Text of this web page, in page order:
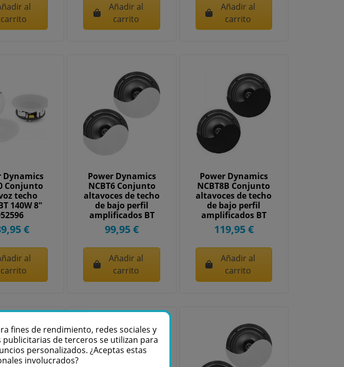
al
carrito
Añadir al
carrito
Añadir al
carrito
Dynamics
Conjunto
techo
140W 8"
€
al
carrito
Power Dynamics
NCBT6 Conjunto
altavoces de techo
de bajo perfil
amplificados BT
6.5"...
99,95 €
Añadir al
carrito
Power Dynamics
NCBT8B Conjunto
altavoces de techo
de bajo perfil
amplificados BT
8"...
119,95 €
Añadir al
carrito
fines de rendimiento, redes sociales y
publicitarias de terceros se utilizan para
personalizados. ¿Aceptas estas
involucrados?